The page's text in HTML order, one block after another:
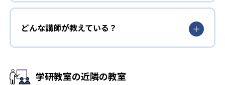
どんな講師が教えている？
学研教室の近隣の教室